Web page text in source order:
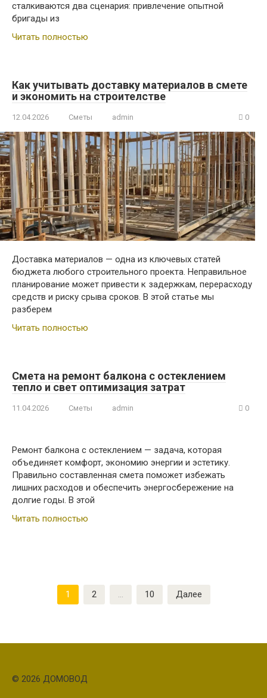
сталкиваются два сценария: привлечение опытной
бригады из
Читать полностью
Как учитывать доставку материалов в смете
и экономить на строителстве
12.04.2026 Сметы admin 0
Доставка материалов — одна из ключевых статей
бюджета любого строительного проекта. Неправильное
планирование может привести к задержкам, перерасходу
средств и риску срыва сроков. В этой статье мы
разберем
Читать полностью
Смета на ремонт балкона с остеклением
тепло и свет оптимизация затрат
11.04.2026 Сметы admin 0
Ремонт балкона с остеклением — задача, которая
объединяет комфорт, экономию энергии и эстетику.
Правильно составленная смета поможет избежать
лишних расходов и обеспечить энергосбережение на
долгие годы. В этой
Читать полностью
1 2 … 10 Далее
© 2026 ДОМОВОД